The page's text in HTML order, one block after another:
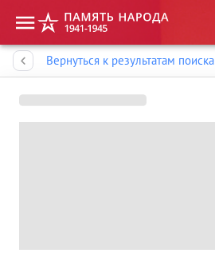
Вернуться к результатам поиска
Память народа